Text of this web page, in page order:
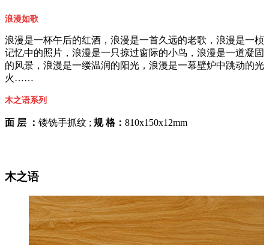
浪漫如歌
浪漫是一杯午后的红酒，浪漫是一首久远的老歌，浪漫是一桢
记忆中的照片，浪漫是一只掠过窗际的小鸟，浪漫是一道凝固
的风景，浪漫是一缕温润的阳光，浪漫是一幕壁炉中跳动的光
火……
木之语系列
面 层 ： 镂铣手抓纹 ; 规 格： 810x150x12mm
木之语